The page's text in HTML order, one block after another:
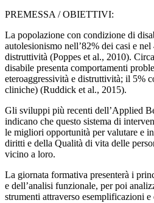
PREMESSA / OBIETTIVI:
La popolazione con condizione di
autolesionismo nell’82% dei casi e
distruttività (Poppes et al., 2010).
disabile presenta comportamenti
eteroaggressività e distruttività; il 5%
cliniche) (Ruddick et al., 2015).
Gli sviluppi più recenti dell’Applied
indicano che questo sistema di
le migliori opportunità per valutare e
diritti e della Qualità di vita delle
vicino a loro.
La giornata formativa presenterà i
e dell’analisi funzionale, per poi
strumenti attraverso esemplificazioni